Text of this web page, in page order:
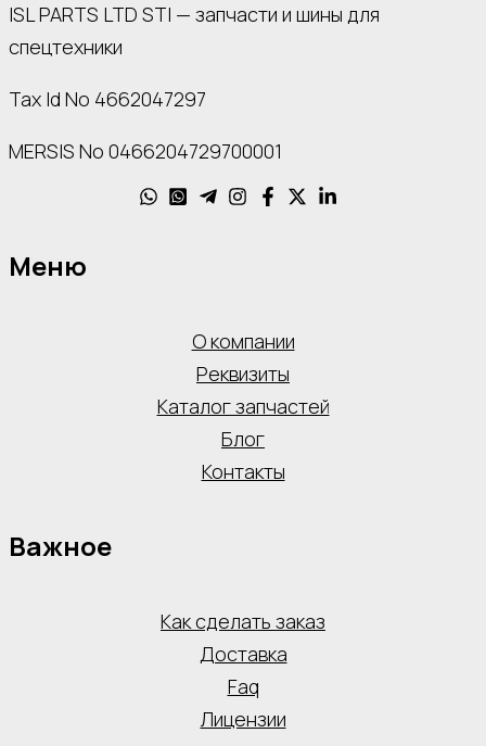
ISL PARTS LTD STI — запчасти и шины для
спецтехники
Tax Id No 4662047297
MERSIS No 0466204729700001
Меню
О компании
Реквизиты
Каталог запчастей
Блог
Контакты
Важное
Как сделать заказ
Доставка
Faq
Лицензии